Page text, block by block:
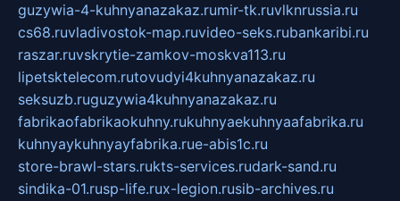
guzywia-4-kuhnyanazakaz.rumir-tk.ruvlknrussia.ru
cs68.ruvladivostok-map.ruvideo-seks.rubankaribi.ru
raszar.ruvskrytie-zamkov-moskva113.ru
lipetsktelecom.rutovudyi4kuhnyanazakaz.ru
seksuzb.ruguzywia4kuhnyanazakaz.ru
fabrikaofabrikaokuhny.rukuhnyaekuhnyaafabrika.ru
kuhnyaykuhnyayfabrika.rue-abis1c.ru
store-brawl-stars.rukts-services.rudark-sand.ru
sindika-01.rusp-life.rux-legion.rusib-archives.ru